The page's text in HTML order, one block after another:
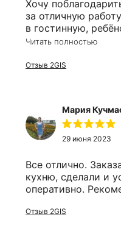
Хочу
за отличную
в гостинную,
разбил его. Решил
замеряли,
Читать полностью
Отзыв 2GIS
Мария
29 июня 2023
Все отлично.
кухню, сделали и
оперативно.
Отзыв 2GIS